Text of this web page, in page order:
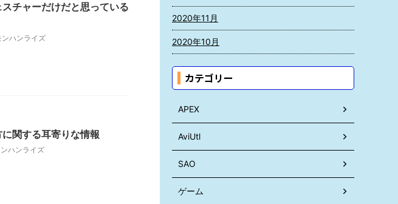
チャーだけだと思っている
ンハンライズ
関する耳寄りな情報
ハンライズ
2020年11月
2020年10月
カテゴリー
APEX
AviUtl
SAO
ゲーム